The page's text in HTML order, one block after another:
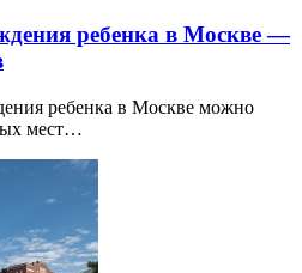
ребенка в Москве —
ребенка в Москве можно
мест…